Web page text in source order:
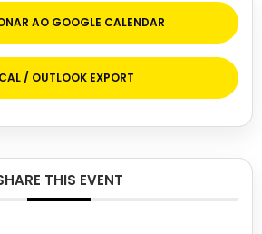
AO GOOGLE CALENDAR
/ OUTLOOK EXPORT
THIS EVENT